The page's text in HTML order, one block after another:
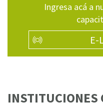
Ingresa acá a
E-
INSTITUCIONES